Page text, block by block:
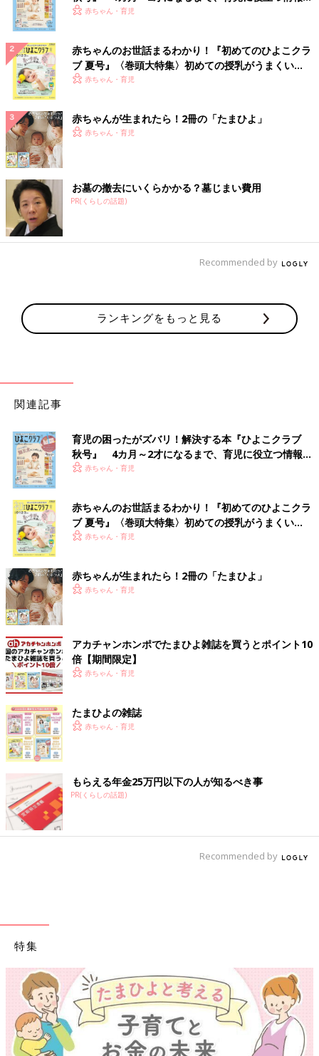
いっぱい！
赤ちゃん・育児
赤ちゃんのお世話まるわかり！『初めてのひよこクラ
ブ 夏号』〈巻頭大特集〉初めての授乳がうまくい
く！ おっぱい・ミルクの基本と夏のトラブル 解決テ
赤ちゃん・育児
赤ちゃんが生まれたら！2冊の「たまひよ」
赤ちゃん・育児
お墓の撤去にいくらかかる？墓じまい費用
PR(くらしの話題)
Recommended by
ランキングをもっと見る
関連記事
育児の困ったがズバリ！解決する本『ひよこクラブ
秋号』 4カ月～2才になるまで、育児に役立つ情報が
いっぱい！
赤ちゃん・育児
赤ちゃんのお世話まるわかり！『初めてのひよこクラ
ブ 夏号』〈巻頭大特集〉初めての授乳がうまくい
く！ おっぱい・ミルクの基本と夏のトラブル 解決テ
赤ちゃん・育児
赤ちゃんが生まれたら！2冊の「たまひよ」
赤ちゃん・育児
アカチャンホンポでたまひよ雑誌を買うとポイント10
倍【期間限定】
赤ちゃん・育児
たまひよの雑誌
赤ちゃん・育児
もらえる年金25万円以下の人が知るべき事
PR(くらしの話題)
Recommended by
特集